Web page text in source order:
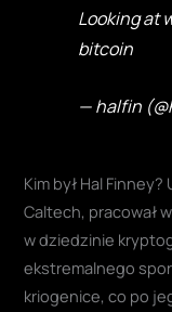
Looking at
bitcoin
— halfin
Kim był Hal
Caltech, pracował
w dziedzinie
ekstremalnego
kriogenice, co po